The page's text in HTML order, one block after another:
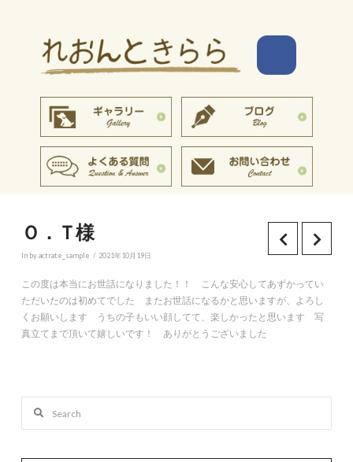
Ｏ．Ｔ様
In by actrate_sample 2021年10月19日
この度は本当にお世話になりました！！ こんな安心してあずかってい
ただいたのは初めてでした またお世話になるかと思いますが、よろし
くお願いします うちの子もいい顔してて、楽しかったと思います 写
真立てまで頂いて嬉しいです！ ありがとうございました